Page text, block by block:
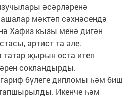
әсәрләренә
мәктәп сәхнәсендә
Хафиз кызы менә дигән
артист та әле.
җырын оста итеп
сокландырды.
бүлеге дипломы һәм биш
Икенче һәм